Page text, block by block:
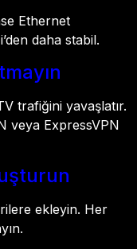
Ethernet
daha stabil.
trafiğini yavaşlatır.
veya ExpressVPN
ekleyin. Her